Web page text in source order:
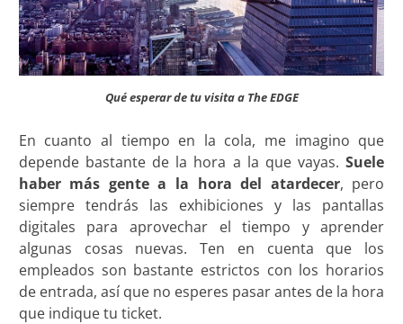
Qué esperar de tu visita a The EDGE
En cuanto al tiempo en la cola, me imagino que
depende bastante de la hora a la que vayas.Suele
haber más gente a la hora del atardecer, pero
siempre tendrás las exhibiciones y las pantallas
digitales para aprovechar el tiempo y aprender
algunas cosas nuevas. Ten en cuenta que los
empleados son bastante estrictos con los horarios
de entrada, así que no esperes pasar antes de la hora
que indique tu ticket.